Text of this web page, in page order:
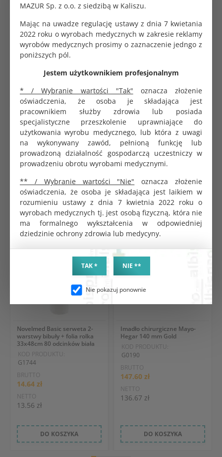
MAZUR Sp. z o.o. z siedzibą w Kaliszu.
Mając na uwadze regulację ustawy z dnia 7 kwietania
2022 roku o wyrobach medycznych w zakresie reklamy
wyrobów medycznych prosimy o zaznaczenie jedngo z
poniższych pól.
Jestem użytkownikiem profesjonalnym
* / Wybranie wartości "Tak" oznacza złożenie
oświadczenia, że osoba je składająca jest
pracownikiem służby zdrowia lub posiada
specjalistyczne przeszkolenie uprawniające do
użytkowania wyrobu medycznego, lub która z uwagi
na wykonywany zawód, pełnioną funkcję lub
prowadzoną działalność gospodarczą uczestniczy w
prowadzeniu obrotu wyrobami medycznymi.
** / Wybranie wartości "Nie" oznacza złożenie
oświadczenia, że osoba je składająca jest laikiem w
rozumieniu ustawy z dnia 7 kwietnia 2022 roku o
wyrobach medycznych tj. jest osobą fizyczną, która nie
ma formalnego wykształcenia w odpowiedniej
dziedzinie ochrony zdrowia lub medycyny.
TAK * NIE **
Nie pokazuj ponownie
Parametry produktu
Pojemność 1000 ml
Dane logistyczne
Opakowanie jednostkowe 1 szt.
Pojemnik PCV na zużyte igły. Czerwony. Pojemność 1 l.
PRODUKTY POWIĄZANE CHĘTNIE KUPOWANE
Novelmed Basic serweta 2-
warstwy bibuły + folia rolka
33x48cm 80 odcinków biała
KOD PRODUKTU:
G1744
BRUTTO
14.64 zł
NETTO
13.56 zł
DO KOSZYKA
Imadło chirurgiczne Mayo-
Hegar 140 mm Gold
KOD PRODUKTU:
G0190
BRUTTO
147.60 zł
NETTO
136.67 zł
DO KOSZYKA